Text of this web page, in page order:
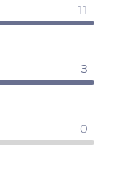
11
3
0